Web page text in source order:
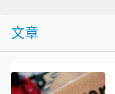
文章